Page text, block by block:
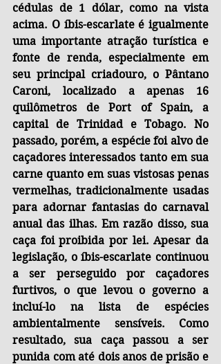
cédulas de 1 dólar, como na vista
acima. O íbis-escarlate é igualmente
uma importante atração turística e
fonte de renda, especialmente em
seu principal criadouro, o Pântano
Caroni, localizado a apenas 16
quilômetros de Port of Spain, a
capital de Trinidad e Tobago. No
passado, porém, a espécie foi alvo de
caçadores interessados tanto em sua
carne quanto em suas vistosas penas
vermelhas, tradicionalmente usadas
para adornar fantasias do carnaval
anual das ilhas. Em razão disso, sua
caça foi proibida por lei. Apesar da
legislação, o íbis-escarlate continuou
a ser perseguido por caçadores
furtivos, o que levou o governo a
incluí-lo na lista de espécies
ambientalmente sensíveis. Como
resultado, sua caça passou a ser
punida com até dois anos de prisão e